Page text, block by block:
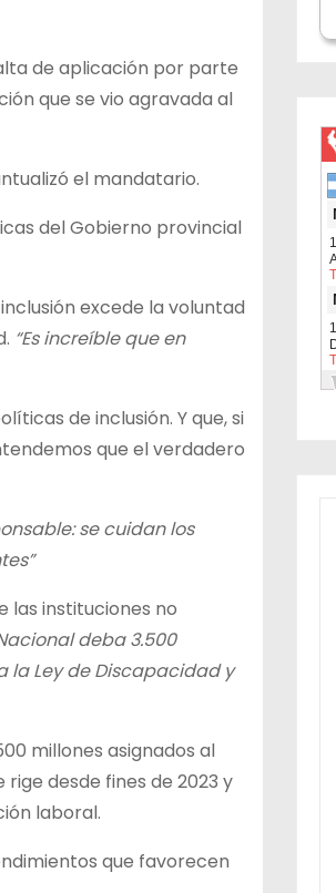
de aplicación por parte
que se vio agravada al
el mandatario.
del Gobierno provincial
excede la voluntad
“Es increíble que en
de inclusión. Y que, si
que el verdadero
se cuidan los
las instituciones no
deba 3.500
la Ley de Discapacidad y
millones asignados al
rige desde fines de 2023 y
laboral.
que favorecen